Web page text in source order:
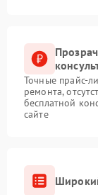
Точные прайс-
ремонта,
бесплатной
сайте